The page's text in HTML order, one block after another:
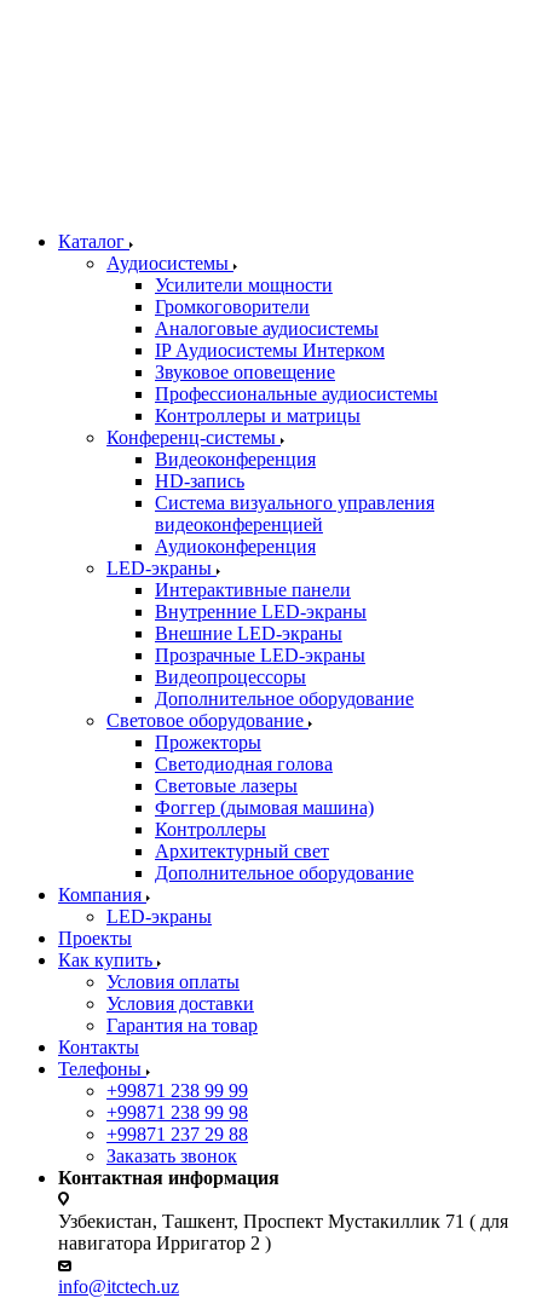
Каталог
Аудиосистемы
Усилители мощности
Громкоговорители
Аналоговые аудиосистемы
IP Аудиосистемы Интерком
Звуковое оповещение
Профессиональные аудиосистемы
Контроллеры и матрицы
Конференц-системы
Видеоконференция
HD-запись
Система визуального управления
видеоконференцией
Аудиоконференция
LED-экраны
Интерактивные панели
Внутренние LED-экраны
Внешние LED-экраны
Прозрачные LED-экраны
Видеопроцессоры
Дополнительное оборудование
Световое оборудование
Прожекторы
Светодиодная голова
Световые лазеры
Фоггер (дымовая машина)
Контроллеры
Архитектурный свет
Дополнительное оборудование
Компания
LED-экраны
Проекты
Как купить
Условия оплаты
Условия доставки
Гарантия на товар
Контакты
Телефоны
+99871 238 99 99
+99871 238 99 98
+99871 237 29 88
Заказать звонок
Контактная информация
Узбекистан, Ташкент, Проспект Мустакиллик 71 ( для
навигатора Ирригатор 2 )
info@itctech.uz